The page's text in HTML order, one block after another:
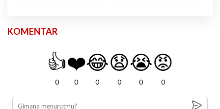
KOMENTAR
👍
0
❤️
0
😂
0
😧
0
😭
0
😡
0